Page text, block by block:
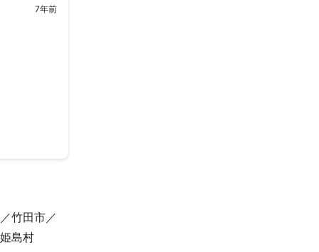
7年前
竹田市
姫島村